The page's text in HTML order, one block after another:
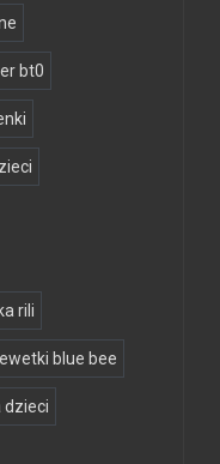
bt0
rili
blue bee
dzieci